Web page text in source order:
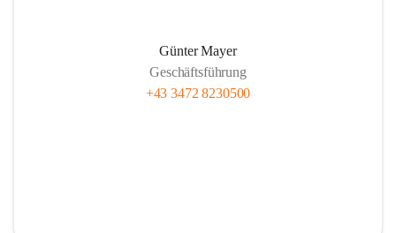
Günter Mayer
Geschäftsführung
+43 3472 8230500